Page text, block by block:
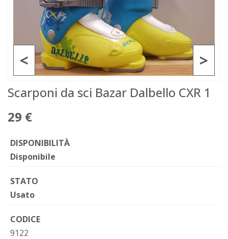
>
<
Scarponi da sci Bazar Dalbello CXR 1
29 €
DISPONIBILITÀ
Disponibile
STATO
Usato
CODICE
9122